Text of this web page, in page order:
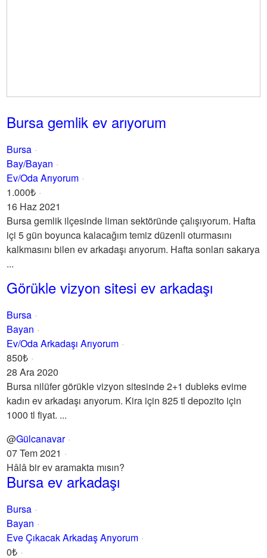
Bursa gemlik ev arıyorum
Bursa
Bay/Bayan
Ev/Oda Arıyorum
1.000₺
16 Haz 2021
Bursa gemlik ilçesinde liman sektöründe çalışıyorum. Hafta
içi 5 gün boyunca kalacağım temiz düzenli oturmasını
kalkmasını bilen ev arkadaşı arıyorum. Hafta sonları sakarya
...
Görükle vizyon sitesi ev arkadaşı
Bursa
Bayan
Ev/Oda Arkadaşı Arıyorum
850₺
28 Ara 2020
Bursa nilüfer görükle vizyon sitesinde 2+1 dubleks evime
kadın ev arkadaşı arıyorum. Kira için 825 tl depozito için
1000 tl fiyat. ...
@Gülcanavar
07 Tem 2021
Hâlâ bir ev aramakta mısın?
Bursa ev arkadaşı
Bursa
Bayan
Eve Çıkacak Arkadaş Arıyorum
0₺